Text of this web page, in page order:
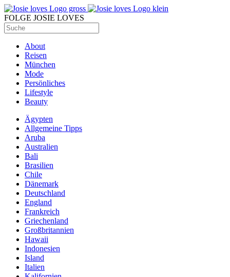
FOLGE JOSIE LOVES
About
Reisen
München
Mode
Persönliches
Lifestyle
Beauty
Ägypten
Allgemeine Tipps
Aruba
Australien
Bali
Brasilien
Chile
Dänemark
Deutschland
England
Frankreich
Griechenland
Großbritannien
Hawaii
Indonesien
Island
Italien